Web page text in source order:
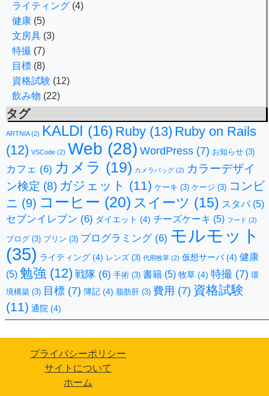
ライティング (4)
健康 (5)
文房具 (3)
特撮 (7)
目標 (8)
資格試験 (12)
飲み物 (22)
タグ
ARTNIA(2) KALDI (16) Ruby (13) Ruby on Rails
(12) VSCode (2) Web (28) WordPress (7) お知らせ (3)
カフェ (6) カメラ (19) カメラバッグ (2) カラーデザイ
ン検定 (8) ガジェット (11) ケーキ (3) ケージ (3) コンビ
ニ (9) コーヒー (20) スイーツ (15) スタバ(5)
セブンイレブン (6) ダイエット (4) チーズケーキ (5) フード (2)
ブログ (3) プリン (3) プログラミング(6) モルモット
(35) ライティング (4) レンズ (3) 代用牧草 (2) 仮想サーバ(4) 健康
(5) 勉強 (12) 戦隊 (6) 手術 (3) 書籍 (5) 牧草 (4) 特撮 (7) 環
境構築 (3) 目標 (7) 簿記 (4) 脂肪肝 (3) 費用 (7) 資格試験
(11) 通院 (4)
プライバシーポリシー
サイトについて
ホーム